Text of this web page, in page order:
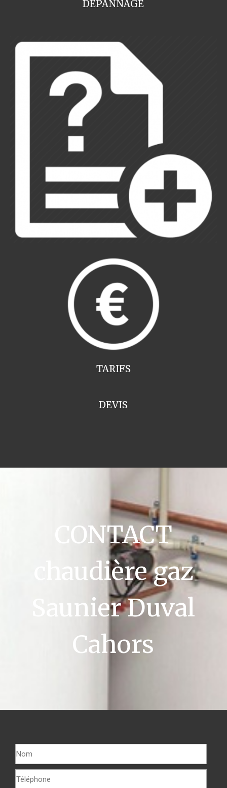
DEPANNAGE
TARIFS
DEVIS
CONTACT
chaudière gaz
Saunier Duval
Cahors